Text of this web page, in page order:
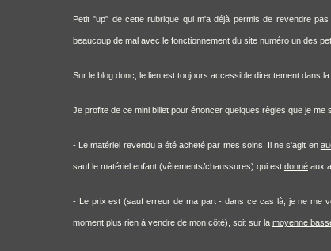
Petit "up" de cette rubrique qui m'a déjà permis de revendre
beaucoup de mal avec le fonctionnement du site numéro un des
Sur le blog donc, le lien est toujours accessible directement dans
Je profite de ce mini billet pour énoncer quelques règles que je me
- Le matériel revendu a été acheté par mes soins. Il ne s'agit en
sauf le matériel enfant (vêtements/chaussures) qui est donné aux
- Le prix est (sauf erreur de ma part - dans ce cas là, je ne me
moment plus rien à vendre de mon côté), soit sur la moyenne